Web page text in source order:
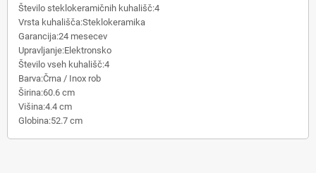
Število steklokeramičnih kuhališč:4
Vrsta kuhališča:Steklokeramika
Garancija:24 mesecev
Upravljanje:Elektronsko
Število vseh kuhališč:4
Barva:Črna / Inox rob
Širina:60.6 cm
Višina:4.4 cm
Globina:52.7 cm